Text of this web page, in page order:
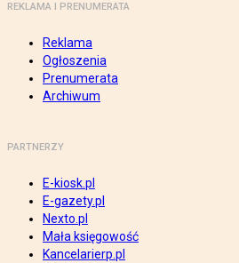
REKLAMA I PRENUMERATA
Reklama
Ogłoszenia
Prenumerata
Archiwum
PARTNERZY
E-kiosk.pl
E-gazety.pl
Nexto.pl
Mała księgowość
Kancelarierp.pl